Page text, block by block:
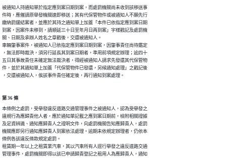
被通知人持通知單於指定應到案日期到案，而處罰機關尚未收到該移送事
件時，應催請原舉發機關速即移送；其有代保管物件或被通知人不願先行
繳納罰鍰結案者，並應於其持之通知單上加蓋「本件已依指定應到案日期
到案，因案件未移到，請順延三十日至年月日再到案」字樣戳記及處罰機
關、日期及承辦人姓名之章戳後，交還被通知人。
車輛肇事案件，被通知人已依指定應到案日期到案，因肇事責任尚待鑑定
，無法即時裁決，須另行延長其到案日期者，準用前項規定辦理；逾四十
五日其事故責任未確定無法裁決者，得經被通知人請求先發還其代保管物
件，並於其通知單上加蓋「代保管物件已發還，另候通知處理」之戳記後
，交還被通知人，俟該事件責任確定後，再行通知到案處理。
第 36 條
本條例之處罰，受舉發違反道路交通管理事件之被通知人，認為受舉發之
違規行為應歸責他人者，應於通知單記載之應到案日期前，檢附相關證據
及足資辨識、通知應歸責人之證明文件，向處罰機關告知應歸責人，處罰
機關應即另行通知應歸責人到案依法處理。逾期未依規定辦理者，仍依本
條例各該違反條款規定處罰。
租賃期一年以上之租賃業汽車，其以汽車所有人逕行舉發之違反道路交通
管理事件，處罰機關即得以該已申請歸責登記之租用人為應歸責人，通知